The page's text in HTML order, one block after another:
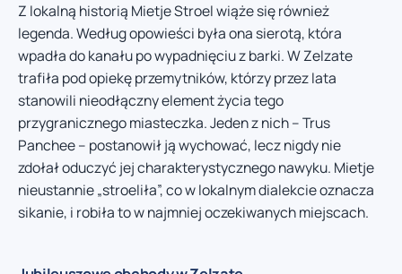
Z lokalną historią Mietje Stroel wiąże się również
legenda. Według opowieści była ona sierotą, która
wpadła do kanału po wypadnięciu z barki. W Zelzate
trafiła pod opiekę przemytników, którzy przez lata
stanowili nieodłączny element życia tego
przygranicznego miasteczka. Jeden z nich – Trus
Panchee – postanowił ją wychować, lecz nigdy nie
zdołał oduczyć jej charakterystycznego nawyku. Mietje
nieustannie „stroeliła”, co w lokalnym dialekcie oznacza
sikanie, i robiła to w najmniej oczekiwanych miejscach.